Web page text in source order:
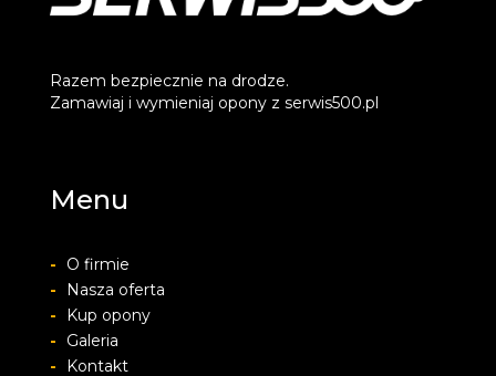
Razem bezpiecznie na drodze.
Zamawiaj i wymieniaj opony z serwis500.pl
Menu
-
O firmie
-
Nasza oferta
-
Kup opony
-
Galeria
-
Kontakt